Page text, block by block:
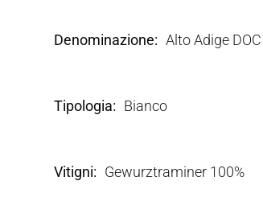
Denominazione Alto Adige DOC
Tipologia Bianco
Vitigni Gewurztraminer 100%